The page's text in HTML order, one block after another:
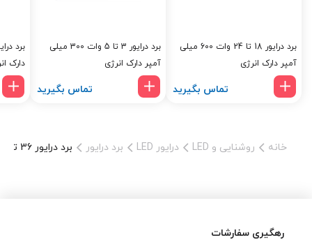
برد درایور 18 تا 24 وات 600 میلی
آمپر دارک انرژی
تماس بگیرید
برد درایور 3 تا 5 وات 300 میلی
آمپر دارک انرژی
تماس بگیرید
دارک
خانه روشنایی و LED درایور LED برد درایور برد درایور 36 تا 50 وات 300 میلی آمپر
رهگیری سفارشات